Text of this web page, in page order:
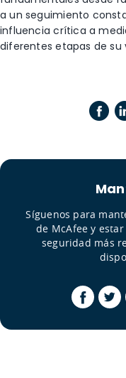
a un seguimiento
influencia crítica a
diferentes etapas de su
Síguenos para
de McAfee y
seguridad más